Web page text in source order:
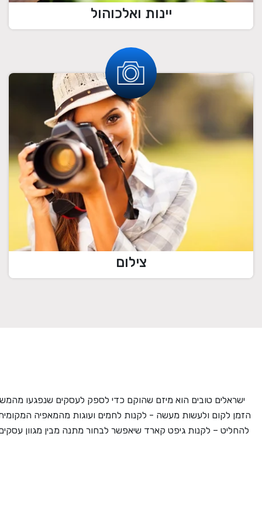
יינות ואלכוהול
צילום
ישראלים טובים הוא מיזם שהוקם כדי לספק לעסקים שנפגעו
הזמן לקום ולעשות מעשה - לקנות לחמים ועוגות מהמאפיה
להחליט – לקנות גיפט קארד שיאפשר לבחור מתנה מבין מגוון